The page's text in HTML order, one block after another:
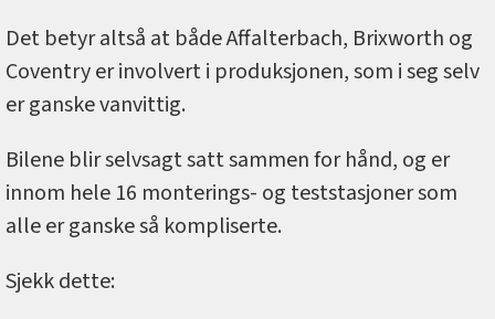
Det betyr altså at både Affalterbach, Brixworth og
Coventry er involvert i produksjonen, som i seg selv
er ganske vanvittig.
Bilene blir selvsagt satt sammen for hånd, og er
innom hele 16 monterings- og teststasjoner som
alle er ganske så kompliserte.
Sjekk dette: